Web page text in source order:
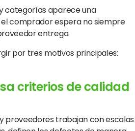
categorías aparece una
comprador espera no siempre
entrega.
por tres motivos principales:
criterios de calidad
proveedores trabajan con escalas